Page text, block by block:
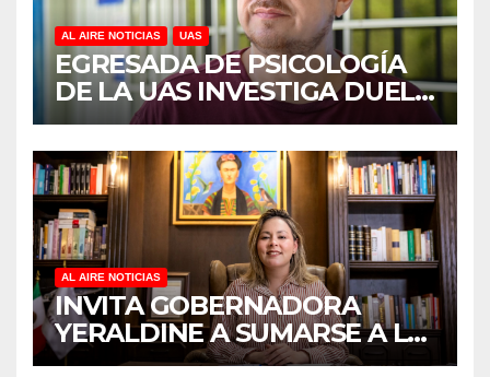
AL AIRE NOTICIAS UAS
EGRESADA DE PSICOLOGÍA
DE LA UAS INVESTIGA DUELO
ANTICIPADO Y SOBRECARGA
EN CUIDADORES DE
ADULTOS MAYORES
AL AIRE NOTICIAS
INVITA GOBERNADORA
YERALDINE A SUMARSE A LA
JORNADA NACIONAL DE